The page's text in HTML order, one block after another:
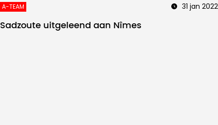
A-TEAM 31 jan 2022
Sadzoute uitgeleend aan Nîmes